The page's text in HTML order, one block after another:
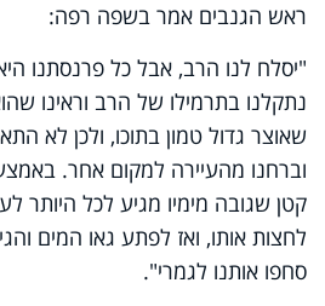
ראש הגנבים אמר בשפה רפה:
"יסלח לנו הרב, אבל כל פרנסתנו
נתקלנו בתרמילו של הרב וראינו
שאוצר גדול טמון בתוכו, ולכן לא
וברחנו מהעיירה למקום אחר.
קטן שגובה מימיו מגיע לכל היותר
לחצות אותו, ואז לפתע גאו המים
סחפו אותנו לגמרי".